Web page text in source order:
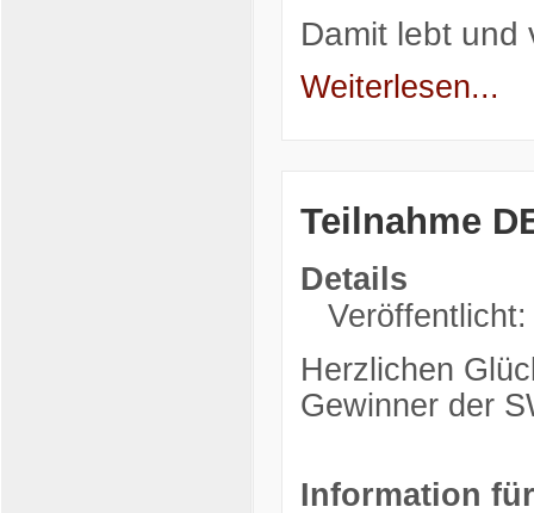
Damit lebt
Weiterlesen...
Teilnahme
Details
Herzlichen
Gewinner der
Information